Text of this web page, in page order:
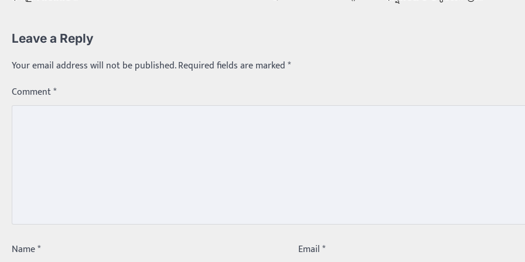
Leave a Reply
Your email address will not be published.Required fields are marked*
Comment*
Name* Email*